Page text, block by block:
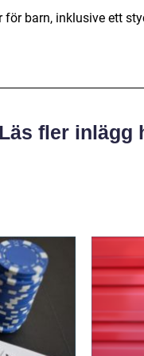
barn, inklusive ett
Läs fler inlägg